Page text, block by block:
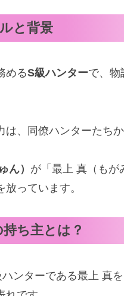
と背景
めるS級ハンターで、物
は、同僚ハンターたち
ん） が「最上 真（もが
っています。
ち主とは？
ンターである最上 真